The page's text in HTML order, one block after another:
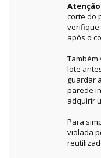
corte do
verifique
após o
lote
guardar
parede
adquirir
Para
violada